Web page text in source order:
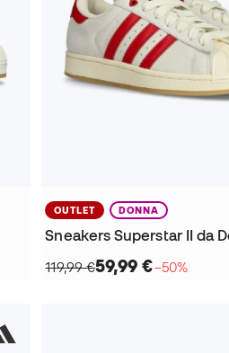
OUTLET DONNA
Sneakers Superstar II da
119,99 €59,99 €−50%